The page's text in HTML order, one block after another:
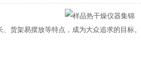
货架易摆放等特点，成为大众追求的目标。